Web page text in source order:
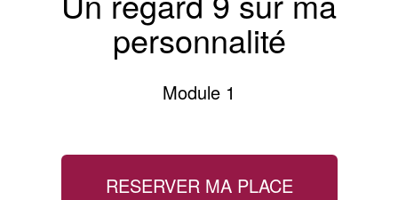
personnalité
Module 1
RESERVER MA PLACE